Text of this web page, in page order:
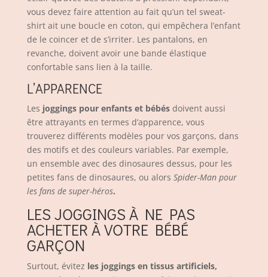
vous devez faire attention au fait qu’un tel sweat-
shirt ait une boucle en coton, qui empêchera l’enfant
de le coincer et de s’irriter. Les pantalons, en
revanche, doivent avoir une bande élastique
confortable sans lien à la taille.
L’APPARENCE
Les joggings pour enfants et bébés doivent aussi
être attrayants en termes d’apparence, vous
trouverez différents modèles pour vos garçons, dans
des motifs et des couleurs variables. Par exemple,
un ensemble avec des dinosaures dessus, pour les
petites fans de dinosaures, ou alors Spider-Man pour
les fans de super-héros.
LES JOGGINGS À NE PAS
ACHETER À VOTRE BÉBÉ
GARÇON
Surtout, évitez les joggings en tissus artificiels,